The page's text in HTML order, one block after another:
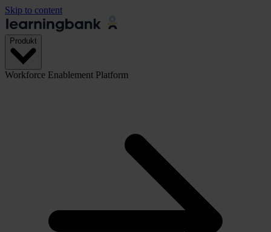
Skip to content
Produkt
Workforce Enablement Platform